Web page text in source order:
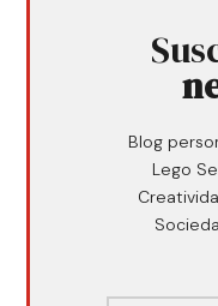
Blog
Lego